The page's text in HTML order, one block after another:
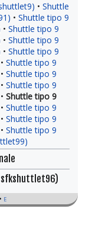
Shuttle
Shuttle tipo 9
Shuttle tipo 9
Shuttle tipo 9
Shuttle tipo 9
Shuttle tipo 9
Shuttle tipo 9
Shuttle tipo 9
Shuttle tipo 9
Shuttle tipo 9
Shuttle tipo 9
Shuttle tipo 9
e